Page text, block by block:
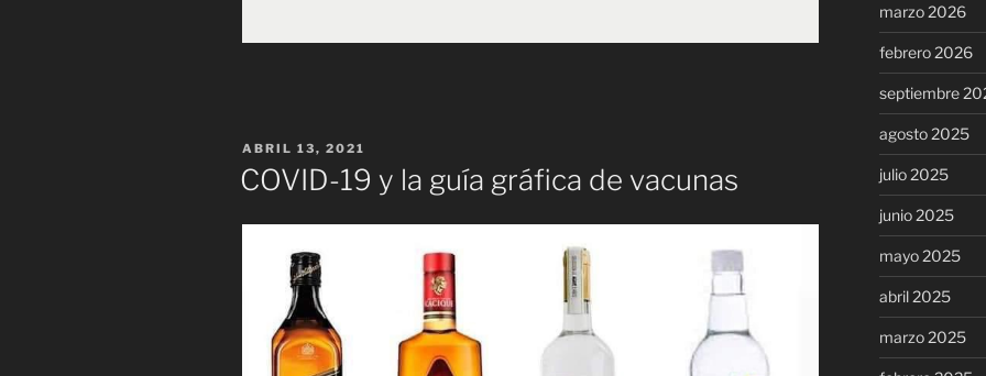
PUBLICADO
EL
ABRIL 13, 2021
COVID-19 y la guía gráfica de vacunas
marzo 2026
febrero 2026
septiembre
agosto 2025
julio 2025
junio 2025
mayo 2025
abril 2025
marzo 2025